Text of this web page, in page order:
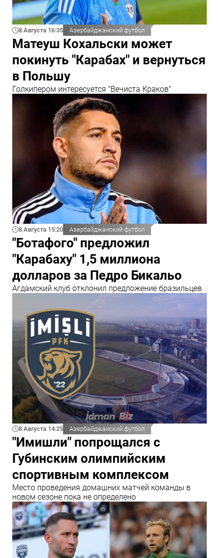
8 Августа 16:35 Азербайджанский футбол
Матеуш Кохальски может
покинуть "Карабах" и вернуться
в Польшу
Голкипером интересуется "Вечиста Краков"
8 Августа 15:20 Азербайджанский футбол
"Ботафого" предложил
"Карабаху" 1,5 миллиона
долларов за Педро Бикальо
Агдамский клуб отклонил предложение бразильцев
8 Августа 14:25 Азербайджанский футбол
"Имишли" попрощался с
Губинским олимпийским
спортивным комплексом
Место проведения домашних матчей команды в
новом сезоне пока не определено